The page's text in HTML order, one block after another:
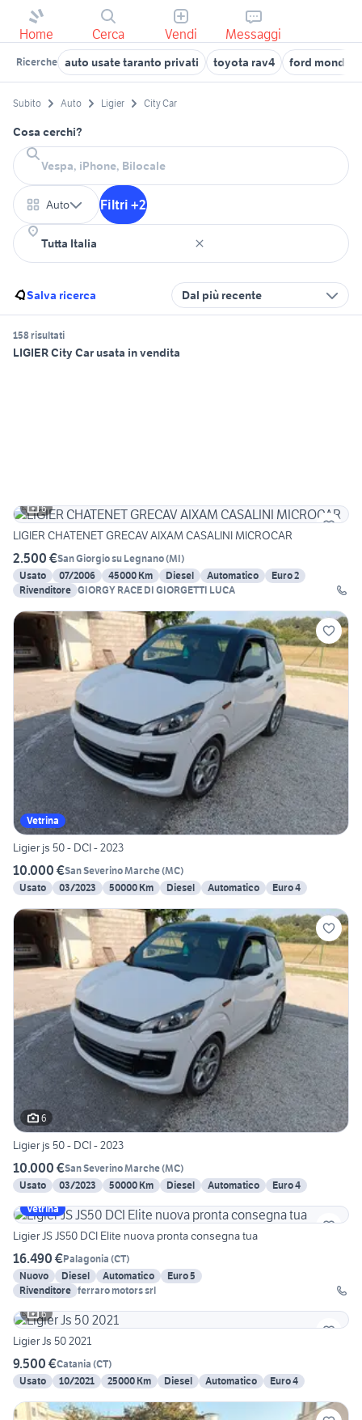
Home Cerca Vendi Messaggi
Ricerche auto usate taranto privati toyota rav4 ford mondeo
Subito Auto Ligier City Car
Cosa cerchi?
Auto Filtri +2
Salva ricerca Dal più recente
158 risultati
LIGIER City Car usata in vendita
6
LIGIER CHATENET GRECAV AIXAM CASALINI MICROCAR
2.500 €San Giorgio su Legnano(MI)
Usato
07/2006 45000 Km Diesel Automatico
Euro 2
Rivenditore GIORGY RACE DI GIORGETTI LUCA
Vetrina
Ligier js 50 - DCI - 2023
10.000 €San Severino Marche(MC)
Usato
03/2023 50000 Km Diesel Automatico Euro 4
6
Ligier js 50 - DCI - 2023
10.000 €San Severino Marche(MC)
Usato
03/2023 50000 Km Diesel Automatico
Euro 4
Vetrina
Ligier JS JS50 DCI Elite nuova pronta consegna tua
16.490 €Palagonia (CT)
Nuovo
Diesel Automatico
Euro 5
Rivenditore ferraro motors srl
6
Ligier Js 50 2021
9.500 €Catania (CT)
Usato
10/2021 25000 Km Diesel Automatico Euro 4